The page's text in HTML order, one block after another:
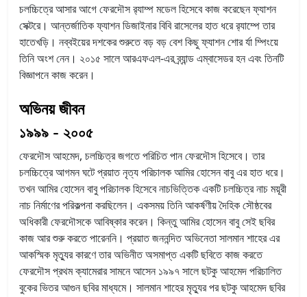
চলচ্চিত্রে আসার আগে ফেরদৌস র‍্যাম্প মডেল হিসেবে কাজ করেছেন ফ্যাশন
সেক্টরে। আন্তর্জাতিক ফ্যাশন ডিজাইনার বিবি রাসেলের হাত ধরে র‍্যাম্পে তার
হাতেখড়ি। নব্বইয়ের দশকের শুরুতে বড় বড় বেশ কিছু ফ্যাশন শোর র্যা ম্পিংয়ে
তিনি অংশ নেন। ২০১৫ সালে আরএফএল-এর ব্র্যান্ড এম্বাসেডর হন এবং তিনটি
বিজ্ঞাপনে কাজ করেন।
অভিনয় জীবন
১৯৯৯ - ২০০৫
ফেরদৌস আহমেদ, চলচ্চিত্র জগতে পরিচিত পান ফেরদৌস হিসেবে। তার
চলচ্চিত্রে আগমন ঘটে প্রয়াত নৃত্য পরিচালক আমির হোসেন বাবু এর হাত ধরে।
তখন আমির হোসেন বাবু পরিচালক হিসেবে নাচভিত্তিক একটি চলচ্চিত্র নাচ ময়ূরী
নাচ নির্মাণের পরিকল্পনা করছিলেন। একসময় তিনি আকর্ষণীয় দৈহিক সৌষ্ঠবের
অধিকারী ফেরদৌসকে আবিষ্কার করেন। কিন্তু আমির হোসেন বাবু সেই ছবির
কাজ আর শুরু করতে পারেননি। প্রয়াত জননন্দিত অভিনেতা সালমান শাহের এর
আকস্মিক মৃত্যুর কারণে তার অভিনীত অসমাপ্ত একটি ছবিতে কাজ করতে
ফেরদৌস প্রথম ক্যামেরার সামনে আসেন ১৯৯৭ সালে ছটকু আহমেদ পরিচালিত
বুকের ভিতর আগুন ছবির মাধ্যমে। সালমান শাহের মৃত্যুর পর ছটকু আহমেদ ছবির